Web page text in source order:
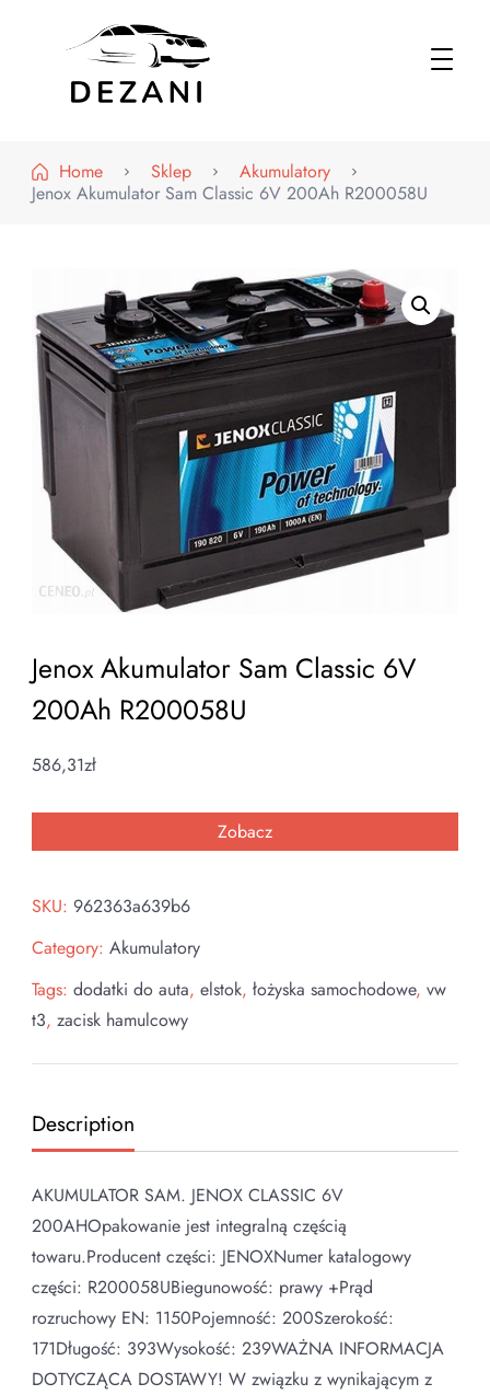
Home
Sklep
Akumulatory
Jenox Akumulator Sam Classic 6V 200Ah R200058U
Jenox Akumulator Sam Classic 6V
200Ah R200058U
586,31zł
Zobacz
SKU: 962363a639b6
Category: Akumulatory
Tags: dodatki do auta, elstok, łożyska samochodowe, vw
t3, zacisk hamulcowy
Description
AKUMULATOR SAM. JENOX CLASSIC 6V
200AHOpakowanie jest integralną częścią
towaru.Producent części: JENOXNumer katalogowy
części: R200058UBiegunowość: prawy +Prąd
rozruchowy EN: 1150Pojemność: 200Szerokość:
171Długość: 393Wysokość: 239WAŻNA INFORMACJA
DOTYCZĄCA DOSTAWY! W związku z wynikającym z